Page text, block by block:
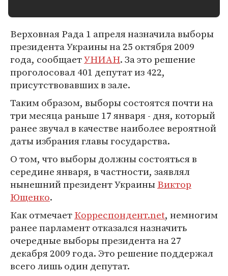
Верховная Рада 1 апреля назначила выборы
президента Украины на 25 октября 2009
года, сообщаетУНИАН. За это решение
проголосовал 401 депутат из 422,
присутствовавших в зале.
Таким образом, выборы состоятся почти на
три месяца раньше 17 января - дня, который
ранее звучал в качестве наиболее вероятной
даты избрания главы государства.
О том, что выборы должны состояться в
середине января, в частности, заявлял
нынешний президент УкраиныВиктор
Ющенко.
Как отмечаетКорреспондент.net, немногим
ранее парламент отказался назначить
очередные выборы президента на 27
декабря 2009 года. Это решение поддержал
всего лишь один депутат.